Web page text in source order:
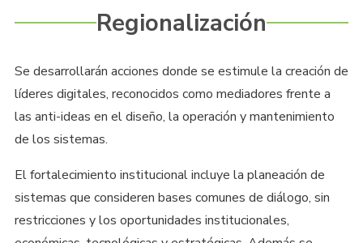
Regionalización
Se desarrollarán acciones donde se estimule la creación de
líderes digitales, reconocidos como mediadores frente a
las anti-ideas en el diseño, la operación y mantenimiento
de los sistemas.
El fortalecimiento institucional incluye la planeación de
sistemas que consideren bases comunes de diálogo, sin
restricciones y los oportunidades institucionales,